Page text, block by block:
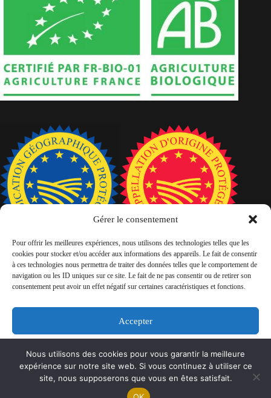
Gérer le consentement
Pour offrir les meilleures expériences, nous utilisons des technologies telles que les
cookies pour stocker et/ou accéder aux informations des appareils. Le fait de consentir
à ces technologies nous permettra de traiter des données telles que le comportement de
navigation ou les ID uniques sur ce site. Le fait de ne pas consentir ou de retirer son
consentement peut avoir un effet négatif sur certaines caractéristiques et fonctions.
Accepter
Voir les préférences
Nos conditions générales de vente
avec modération
Mentions légales
Nous utilisons des cookies pour vous garantir la meilleure
expérience sur notre site web. Si vous continuez à utiliser ce
site, nous supposerons que vous en êtes satisfait.